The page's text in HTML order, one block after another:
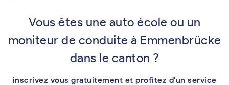
Vous êtes une auto école ou un
moniteur de conduite à Emmenbrücke
dans le canton ?
inscrivez vous gratuitement et profitez d'un service